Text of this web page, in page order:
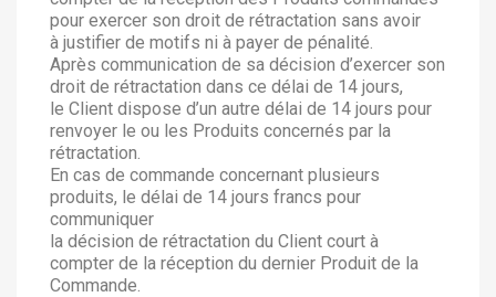
pour exercer son droit de rétractation sans avoir
à justifier de motifs ni à payer de pénalité.
Après communication de sa décision d’exercer son
droit de rétractation dans ce délai de 14 jours,
le Client dispose d’un autre délai de 14 jours pour
renvoyer le ou les Produits concernés par la
rétractation.
En cas de commande concernant plusieurs
produits, le délai de 14 jours francs pour
communiquer
la décision de rétractation du Client court à
compter de la réception du dernier Produit de la
Commande.